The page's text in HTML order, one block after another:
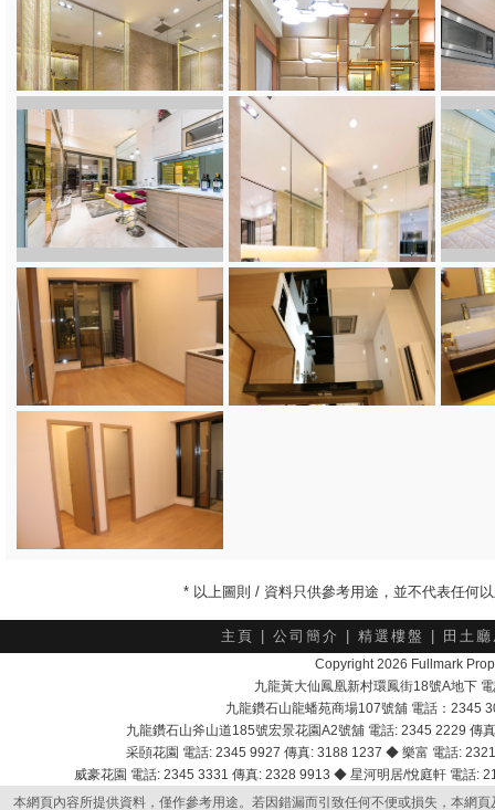
* 以上圖則 / 資料只供參考用途，並不代表任何
主頁 公司簡介 精選樓盤 田土
Copyright 2026 Fullmark
九龍黃大仙鳳凰新村環鳳街18號A地下
九龍鑽石山龍蟠苑商場107號舖 電話：2345
九龍鑽石山斧山道185號宏景花園A2號舖 電話: 2345 2229
采頣花園 電話: 2345 9927 傳真: 3188 1237 ◆ 樂富 電話:
威豪花園 電話: 2345 3331 傳真: 2328 9913 ◆ 星河明居/悅庭軒 電話
本網頁內容所提供資料，僅作參考用途。若因錯漏而引致任何不便或損失，本網